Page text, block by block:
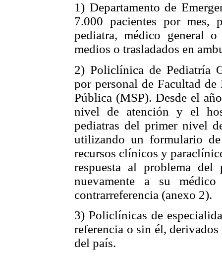
1) Departamento de
7.000 pacientes por mes,
pediatra, médico general
medios o trasladados en
2) Policlínica de Pediatría
por personal de Facultad
Pública (MSP). Desde el
nivel de atención y el
pediatras del primer nivel
utilizando un formulario
recursos clínicos y
respuesta al problema
nuevamente a su
contrarreferencia (anexo 2).
3) Policlínicas de
referencia o sin él,
del país.